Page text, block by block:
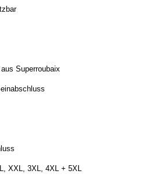
Superroubaix
XXL, 3XL, 4XL + 5XL